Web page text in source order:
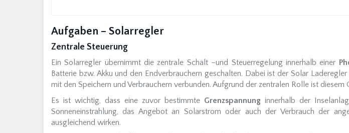
Aufgaben – Solarregler
Zentrale Steuerung
Ein Solarregler übernimmt die zentrale Schalt –und Steuerregelung innerhalb einer
Batterie bzw. Akku und den Endverbrauchern geschalten. Dabei ist der Solar
mit den Speichern und Verbrauchern verbunden. Aufgrund der zentralen Rolle ist
Es ist wichtig, dass eine zuvor bestimmte Grenzspannung innerhalb der
Sonneneinstrahlung, das Angebot an Solarstrom oder auch der Verbrauch der
ausgleichend wirken.